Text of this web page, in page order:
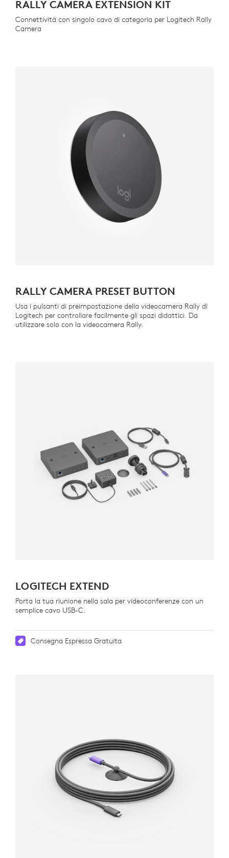
RALLY CAMERA EXTENSION KIT
Connettività con singolo cavo di categoria per Logitech Rally
Camera
RALLY CAMERA PRESET BUTTON
Usa i pulsanti di preimpostazione della videocamera Rally di
Logitech per controllare facilmente gli spazi didattici. Da
utilizzare solo con la videocamera Rally.
LOGITECH EXTEND
Porta la tua riunione nella sala per videoconferenze con un
semplice cavo USB-C.
Consegna Espressa Gratuita